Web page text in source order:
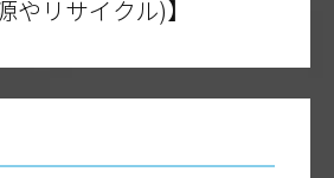
やリサイクル)】